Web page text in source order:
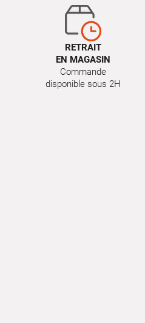
RETRAIT
EN MAGASIN
Commande
disponible sous 2H